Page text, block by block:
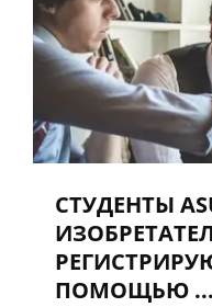
СТУДЕНТЫ
ПОМОЩЬЮ ...